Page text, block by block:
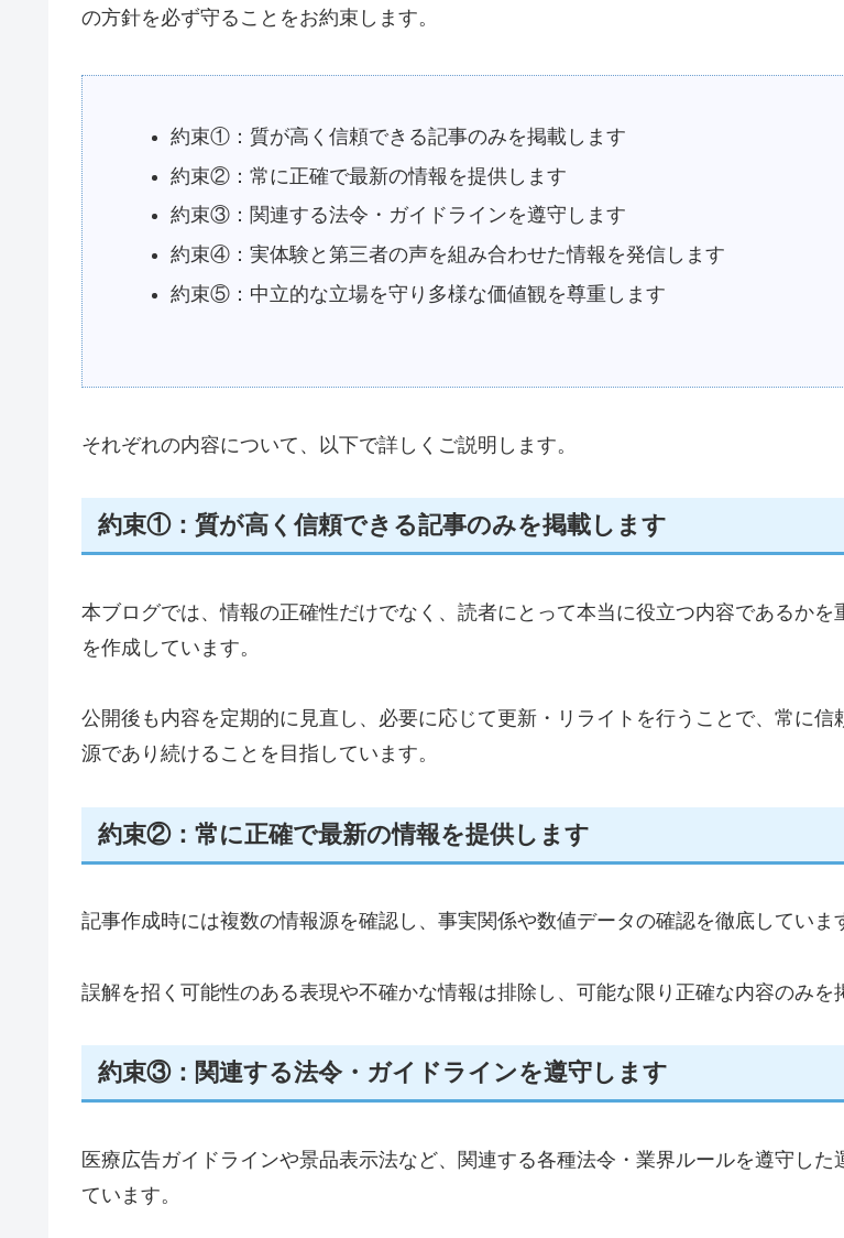
の方針を必ず守ることをお約束します。
約束①：質が高く信頼できる記事のみを掲載します
約束②：常に正確で最新の情報を提供します
約束③：関連する法令・ガイドラインを遵守します
約束④：実体験と第三者の声を組み合わせた情報を発信します
約束⑤：中立的な立場を守り多様な価値観を尊重します
それぞれの内容について、以下で詳しくご説明します。
約束①：質が高く信頼できる記事のみを掲載します
本ブログでは、情報の正確性だけでなく、読者にとって本当に役立つ内容であるかを
を作成しています。
公開後も内容を定期的に見直し、必要に応じて更新・リライトを行うことで、常に信
源であり続けることを目指しています。
約束②：常に正確で最新の情報を提供します
記事作成時には複数の情報源を確認し、事実関係や数値データの確認を徹底していま
誤解を招く可能性のある表現や不確かな情報は排除し、可能な限り正確な内容のみを
約束③：関連する法令・ガイドラインを遵守します
医療広告ガイドラインや景品表示法など、関連する各種法令・業界ルールを遵守した
ています。